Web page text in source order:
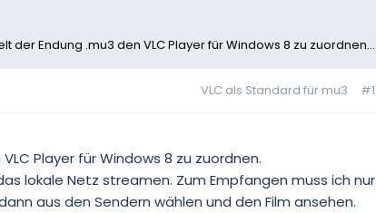
der Endung .mu3 den VLC Player für Windows 8 zu zuordnen...
VLC als Standard für mu3 #1
Player für Windows 8 zu zuordnen.
lokale Netz streamen. Zum Empfangen muss ich nur
aus den Sendern wählen und den Film ansehen.